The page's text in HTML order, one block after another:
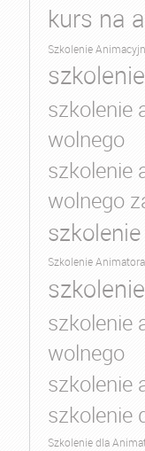
kurs na
Szkolenie
szkolenie
wolnego
szkolenie
wolnego
Szkolenie
szkolenie
wolnego
szkolenie
szkolenie
Szkolenie dla